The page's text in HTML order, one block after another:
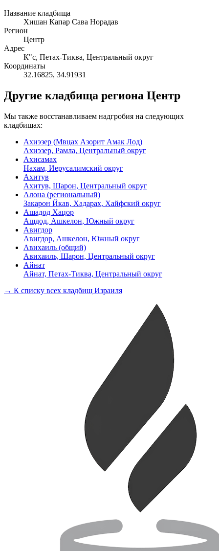
Название кладбища
Хишан Капар Сава Норадав
Регион
Центр
Адрес
К"с, Петах-Тиква, Центральный округ
Координаты
32.16825, 34.91931
Другие кладбища региона Центр
Мы также восстанавливаем надгробия на следующих
кладбищах:
Ахиэзер (Мвцах Азорит Амак Лод)
Ахиэзер, Рамла, Центральный округ
Ахисамах
Нахам, Иерусалимский округ
Ахитув
Ахитув, Шарон, Центральный округ
Алона (региональный)
Закарон Йкав, Хадарах, Хайфский округ
Ашадод Хацор
Ашдод, Ашкелон, Южный округ
Авигдор
Авигдор, Ашкелон, Южный округ
Авихаиль (общий)
Авихаиль, Шарон, Центральный округ
Айнат
Айнат, Петах-Тиква, Центральный округ
→ К списку всех кладбищ Израиля